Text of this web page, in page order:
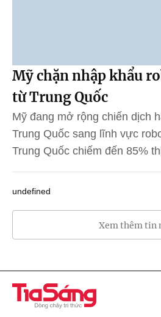
Mỹ chặn nhập khẩu
từ Trung Quốc
Mỹ đang mở rộng chiến dịch
Trung Quốc sang lĩnh vực
Trung Quốc chiếm đến 85%
undefined
Xem thêm tin